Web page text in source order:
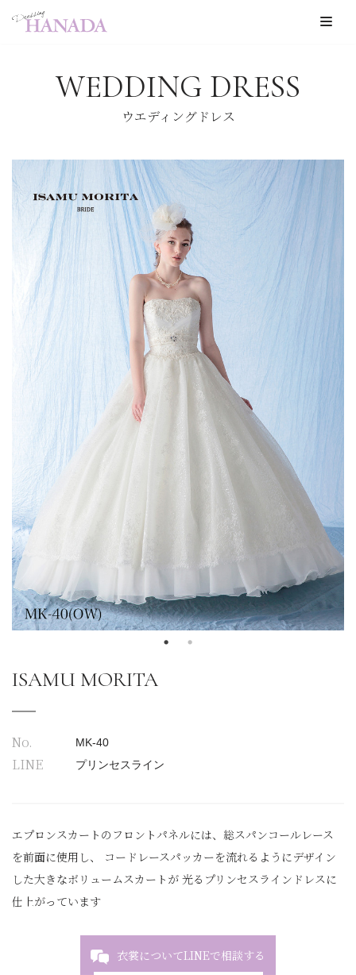
へ
ス
キ
WEDDING DRESS
ウエディングドレス
ISAMU MORITA
No. MK-40
LINE プリンセスライン
エプロンスカートのフロントパネルには、総スパンコールレース
を前面に使用し、 コードレースパッカーを流れるようにデザイン
した大きなボリュームスカートが 光るプリンセスラインドレスに
仕上がっています
衣裳についてLINEで相談する